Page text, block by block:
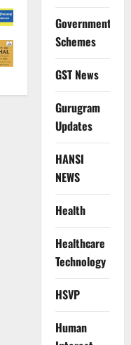
Government
Schemes
GST News
Gurugram
Updates
HANSI
NEWS
Health
Healthcare
Technology
HSVP
Human